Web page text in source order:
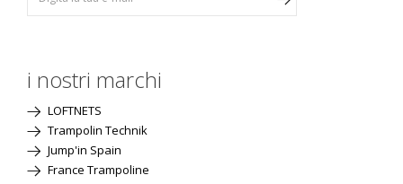
i nostri marchi
LOFTNETS
Trampolin Technik
Jump'in Spain
France Trampoline